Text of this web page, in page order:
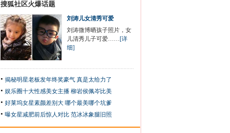
搜狐社区火爆话题
刘涛儿女清秀可爱
刘涛微博晒孩子照片，女
儿清秀儿子可爱……[详
细]
揭秘明星老板发年终奖豪气 真是太给力了
娱乐圈十大性感美女主播 柳岩侯佩岑比美
好莱坞女星素颜差别大 哪个最美哪个坑爹
曝女星减肥前后惊人对比 范冰冰象腿旧照